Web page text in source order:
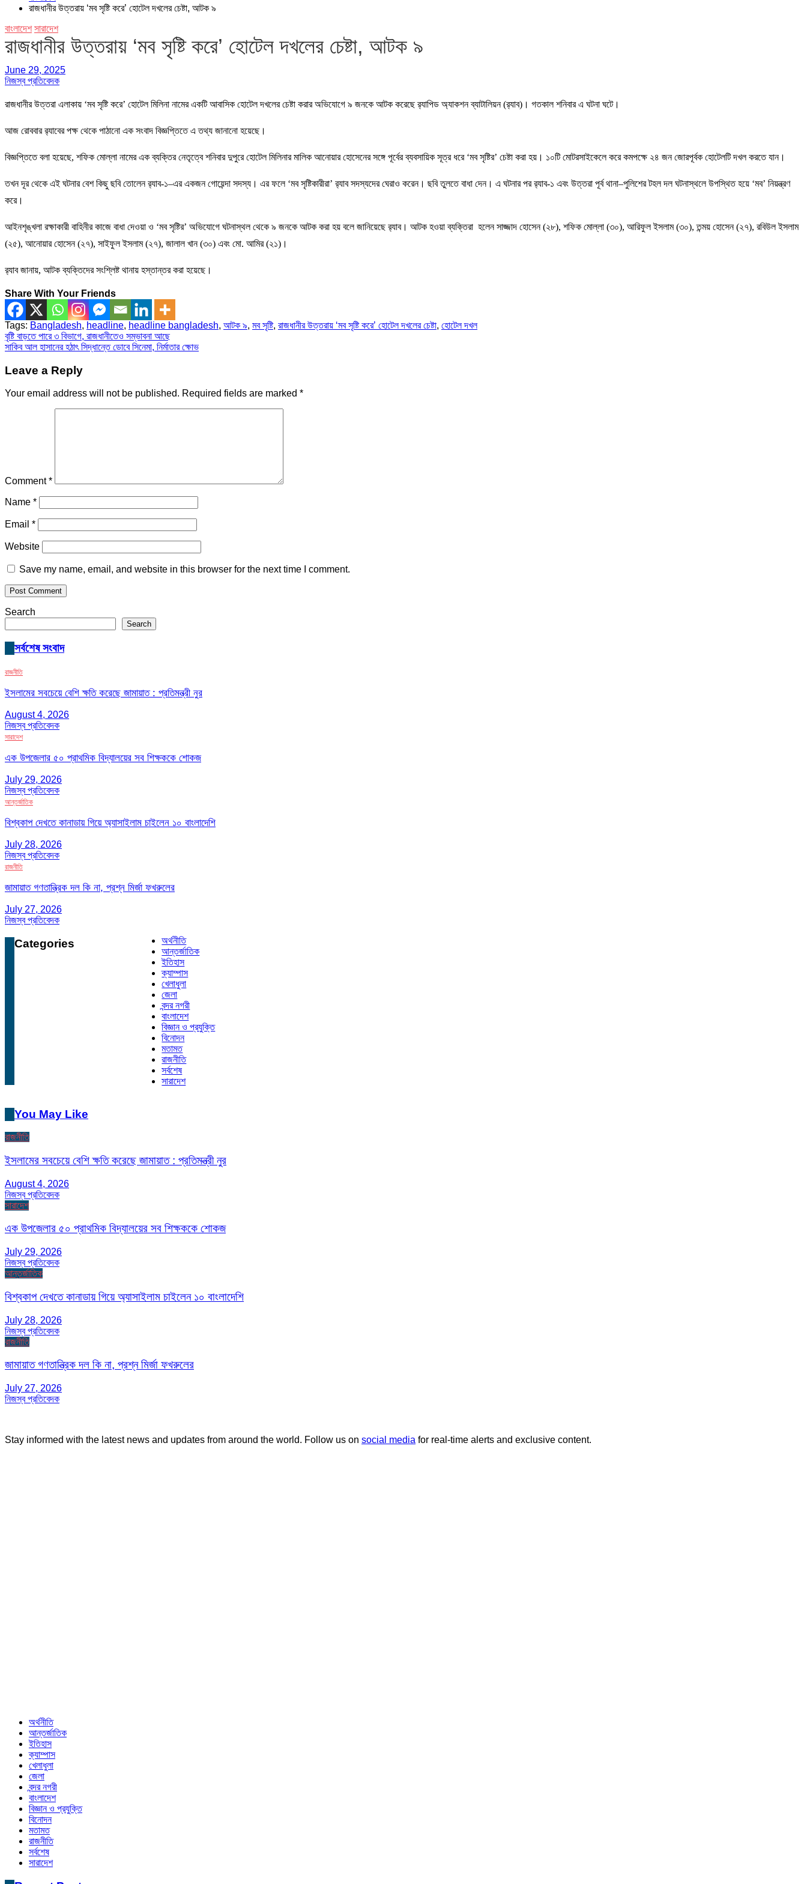
রাজধানীর উত্তরায় ‘মব সৃষ্টি করে’ হোটেল দখলের চেষ্টা, আটক ৯
বাংলাদেশ সারাদেশ
রাজধানীর উত্তরায় ‘মব সৃষ্টি করে’ হোটেল দখলের চেষ্টা, আটক ৯
June 29, 2025
নিজস্ব প্রতিবেদক
রাজধানীর উত্তরা এলাকায় ‘মব সৃষ্টি করে’ হোটেল মিলিনা নামের একটি আবাসিক হোটেল দখলের চেষ্টা করার অভিযোগে ৯ জনকে আটক করেছে র‌্যাপিড অ্যাকশন ব্যাটালিয়ন (র‌্যাব)। গতকাল শনিবার এ ঘটনা ঘটে।
আজ রোববার র‌্যাবের পক্ষ থেকে পাঠানো এক সংবাদ বিজ্ঞপ্তিতে এ তথ্য জানানো হয়েছে।
বিজ্ঞপ্তিতে বলা হয়েছে, শফিক মোল্লা নামের এক ব্যক্তির নেতৃত্বে শনিবার দুপুরে হোটেল মিলিনার মালিক আনোয়ার হোসেনের সঙ্গে পূর্বের ব্যবসায়িক সূত্র ধরে ‘মব সৃষ্টির’ চেষ্টা করা হয়। ১০টি মোটরসাইকেলে করে কমপক্ষে ২৪ জন জোরপূর্বক হোটেলটি দখল করতে যান।
তখন দূর থেকে এই ঘটনার বেশ কিছু ছবি তোলেন র‌্যাব-১–এর একজন গোয়েন্দা সদস্য। এর ফলে ‘মব সৃষ্টিকারীরা’ র‌্যাব সদস্যদের ঘেরাও করেন। ছবি তুলতে বাধা দেন। এ ঘটনার পর র‌্যাব-১ এবং উত্তরা পূর্ব থানা–পুলিশের টহল দল ঘটনাস্থলে উপস্থিত হয়ে ‘মব’ নিয়ন্ত্রণ
করে।
আইনশৃঙ্খলা রক্ষাকারী বাহিনীর কাজে বাধা দেওয়া ও ‘মব সৃষ্টির’ অভিযোগে ঘটনাস্থল থেকে ৯ জনকে আটক করা হয় বলে জানিয়েছে র‍্যাব। আটক হওয়া ব্যক্তিরা হলেন সাজ্জাদ হোসেন (২৮), শফিক মোল্লা (৩০), আরিফুল ইসলাম (৩০), তন্ময় হোসেন (২৭), রবিউল ইসলাম
(২৫), আনোয়ার হোসেন (২৭), সাইফুল ইসলাম (২৭), জালাল খান (৩০) এবং মো. আমির (২১)।
র‍্যাব জানায়, আটক ব্যক্তিদের সংশ্লিষ্ট থানায় হস্তান্তর করা হয়েছে।
Share With Your Friends
Tags: Bangladesh, headline, headline bangladesh, আটক ৯, মব সৃষ্টি, রাজধানীর উত্তরায় ‘মব সৃষ্টি করে’ হোটেল দখলের চেষ্টা, হোটেল দখল
Post
navigation
বৃষ্টি বাড়তে পারে ৩ বিভাগে, রাজধানীতেও সম্ভাবনা আছে
সাকিব আল হাসানের হঠাৎ সিদ্ধান্তে ডোবে সিনেমা, নির্মাতার ক্ষোভ
Leave a Reply
Your email address will not be published. Required fields are marked *
Comment*
Name *
Email *
Website
Save my name, email, and website in this browser for the next time I comment.
Search
Search
সর্বশেষ সংবাদ
রাজনীতি
ইসলামের সবচেয়ে বেশি ক্ষতি করেছে জামায়াত : প্রতিমন্ত্রী নুর
August 4, 2026
নিজস্ব প্রতিবেদক
সারাদেশ
এক উপজেলার ৫০ প্রাথমিক বিদ্যালয়ের সব শিক্ষককে শোকজ
July 29, 2026
নিজস্ব প্রতিবেদক
আন্তর্জাতিক
বিশ্বকাপ দেখতে কানাডায় গিয়ে অ্যাসাইলাম চাইলেন ১০ বাংলাদেশি
July 28, 2026
নিজস্ব প্রতিবেদক
রাজনীতি
জামায়াত গণতান্ত্রিক দল কি না, প্রশ্ন মির্জা ফখরুলের
July 27, 2026
নিজস্ব প্রতিবেদক
Categories
অর্থনীতি
আন্তর্জাতিক
ইতিহাস
ক্যাম্পাস
খেলাধুলা
জেলা
বন্দর নগরী
বাংলাদেশ
বিজ্ঞান ও প্রযুক্তি
বিনোদন
মতামত
রাজনীতি
সর্বশেষ
সারাদেশ
You May Like
রাজনীতি
ইসলামের সবচেয়ে বেশি ক্ষতি করেছে জামায়াত : প্রতিমন্ত্রী নুর
August 4, 2026
নিজস্ব প্রতিবেদক
সারাদেশ
এক উপজেলার ৫০ প্রাথমিক বিদ্যালয়ের সব শিক্ষককে শোকজ
July 29, 2026
নিজস্ব প্রতিবেদক
আন্তর্জাতিক
বিশ্বকাপ দেখতে কানাডায় গিয়ে অ্যাসাইলাম চাইলেন ১০ বাংলাদেশি
July 28, 2026
নিজস্ব প্রতিবেদক
রাজনীতি
জামায়াত গণতান্ত্রিক দল কি না, প্রশ্ন মির্জা ফখরুলের
July 27, 2026
নিজস্ব প্রতিবেদক
Stay informed with the latest news and updates from around the world. Follow us on social media for real-time alerts and exclusive content.
অর্থনীতি
আন্তর্জাতিক
ইতিহাস
ক্যাম্পাস
খেলাধুলা
জেলা
বন্দর নগরী
বাংলাদেশ
বিজ্ঞান ও প্রযুক্তি
বিনোদন
মতামত
রাজনীতি
সর্বশেষ
সারাদেশ